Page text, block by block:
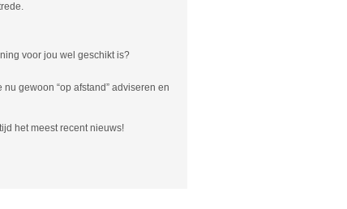
voor jou wel geschikt is?
gewoon “op afstand” adviseren en
het meest recent nieuws!